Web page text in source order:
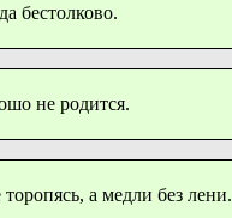
бестолково.
не родится.
а медли без лени.